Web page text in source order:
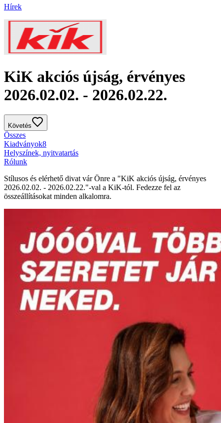
Hírek
KiK akciós újság, érvényes
2026.02.02. - 2026.02.22.
Követés
Összes
Kiadványok8
Helyszínek, nyitvatartás
Rólunk
Stílusos és elérhető divat vár Önre a "KiK akciós újság, érvényes
2026.02.02. - 2026.02.22."-val a KiK-tól. Fedezze fel az
összeállításokat minden alkalomra.